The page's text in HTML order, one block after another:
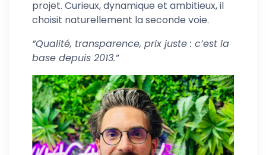
projet. Curieux, dynamique et ambitieux, il
choisit naturellement la seconde voie.
“Qualité, transparence, prix juste : c’est la
base depuis 2013.”